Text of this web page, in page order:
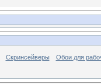
Скринсейверы Обои для